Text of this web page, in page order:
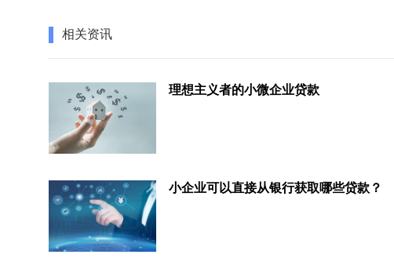
相关资讯
理想主义者的小微企业贷款
小企业可以直接从银行获取哪些贷款？